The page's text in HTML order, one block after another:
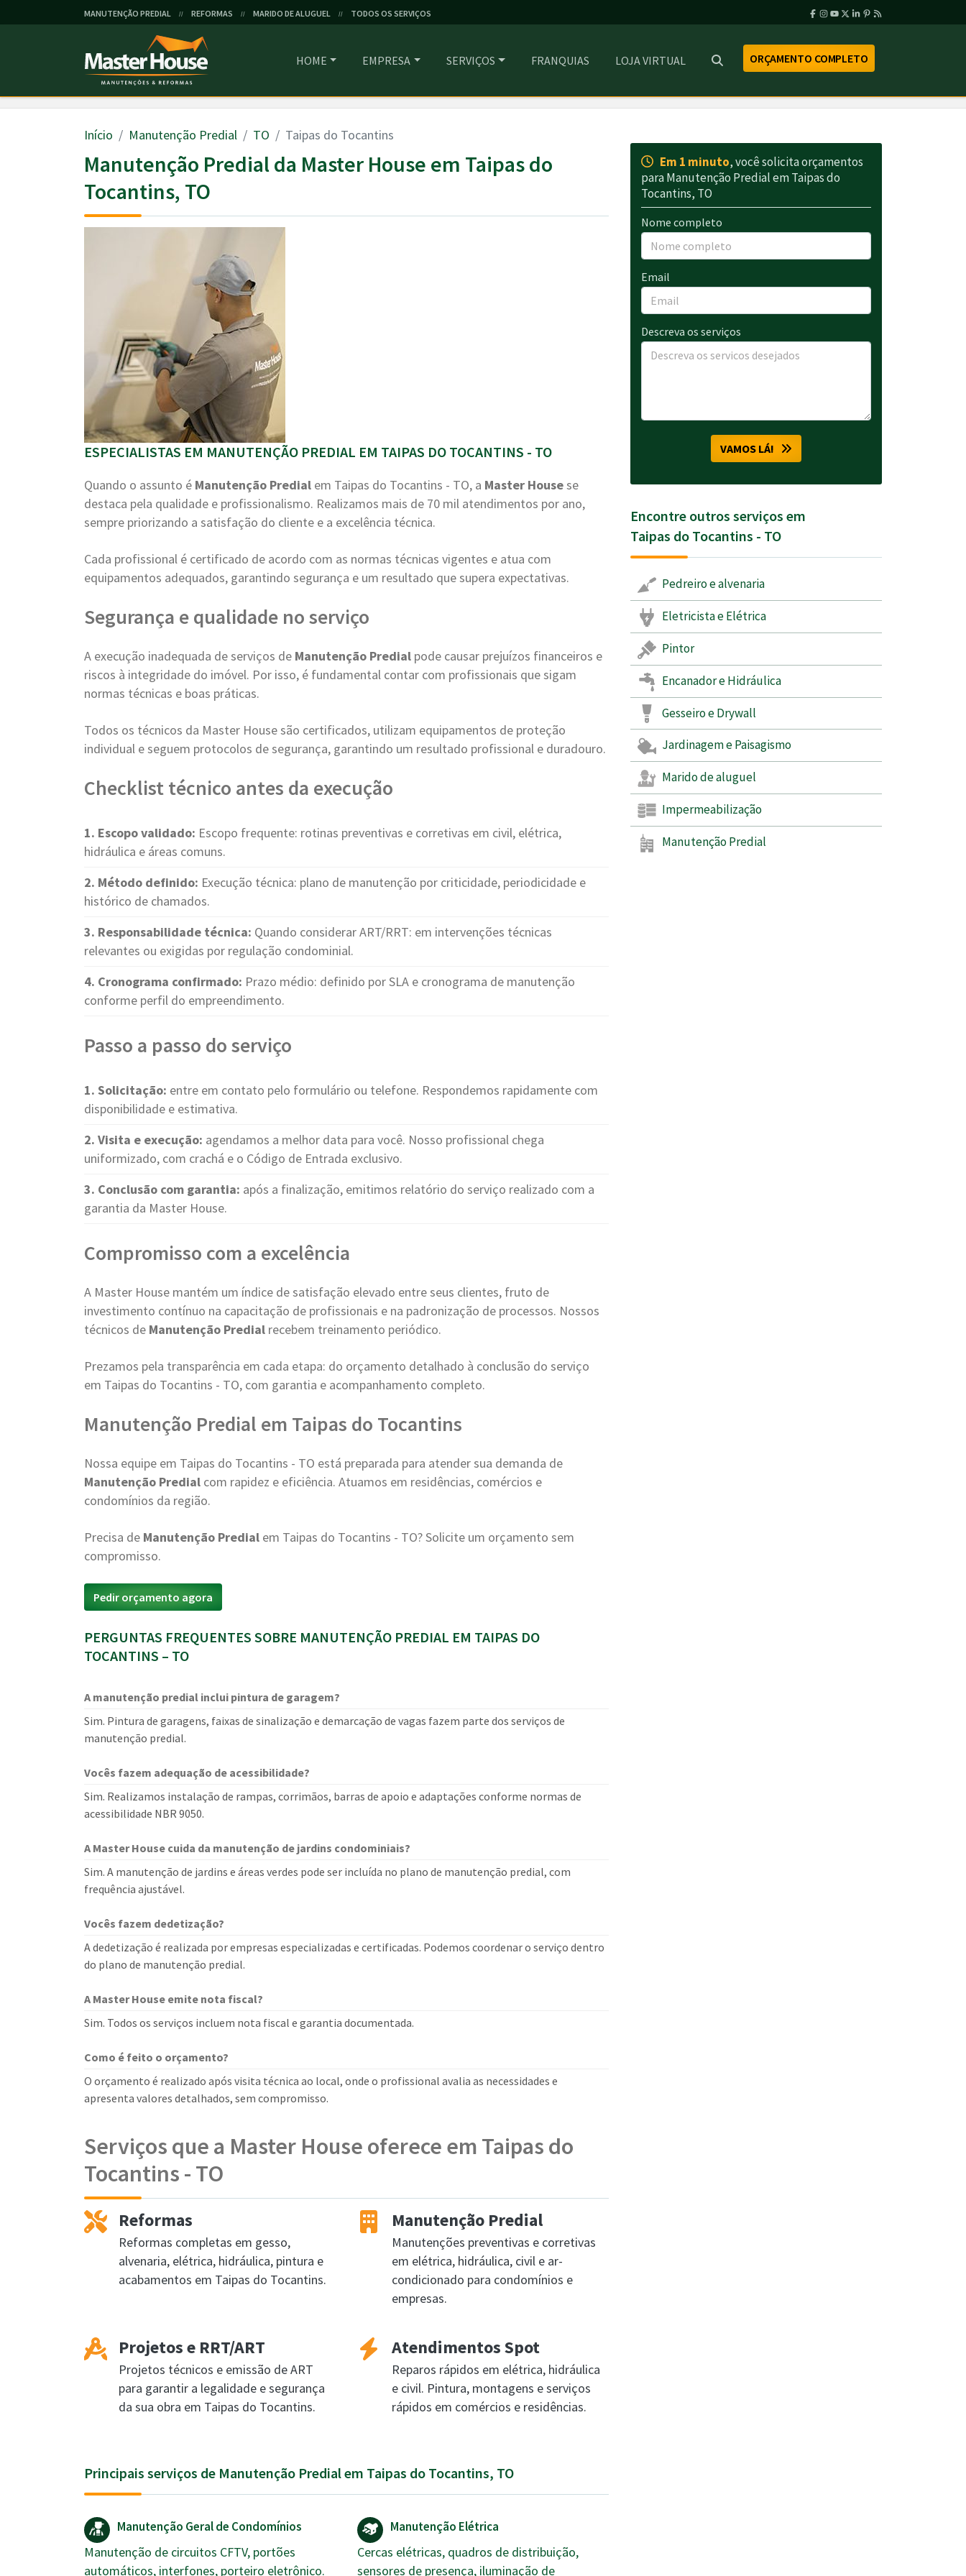
MANUTENÇÃO PREDIAL // REFORMAS // MARIDO DE ALUGUEL // TODOS OS SERVIÇOS
HOME EMPRESA SERVIÇOS FRANQUIAS LOJA VIRTUAL ORÇAMENTO COMPLETO
Início Manutenção Predial TO Taipas do Tocantins
Manutenção Predial da Master House em Taipas do
Tocantins, TO
ESPECIALISTAS EM MANUTENÇÃO PREDIAL EM TAIPAS DO TOCANTINS - TO
Quando o assunto é Manutenção Predial em Taipas do Tocantins - TO, a Master Housese
destaca pela qualidade e profissionalismo. Realizamos mais de 70 mil atendimentos por ano,
sempre priorizando a satisfação do cliente e a excelência técnica.
Cada profissional é certificado de acordo com as normas técnicas vigentes e atua com
equipamentos adequados, garantindo segurança e um resultado que supera expectativas.
Segurança e qualidade no serviço
A execução inadequada de serviços de Manutenção Predial pode causar prejuízos financeiros e
riscos à integridade do imóvel. Por isso, é fundamental contar com profissionais que sigam
normas técnicas e boas práticas.
Todos os técnicos da Master House são certificados, utilizam equipamentos de proteção
individual e seguem protocolos de segurança, garantindo um resultado profissional e duradouro.
Checklist técnico antes da execução
1. Escopo validado: Escopo frequente: rotinas preventivas e corretivas em civil, elétrica,
hidráulica e áreas comuns.
2. Método definido: Execução técnica: plano de manutenção por criticidade, periodicidade e
histórico de chamados.
3. Responsabilidade técnica: Quando considerar ART/RRT: em intervenções técnicas
relevantes ou exigidas por regulação condominial.
4. Cronograma confirmado: Prazo médio: definido por SLA e cronograma de manutenção
conforme perfil do empreendimento.
Passo a passo do serviço
1. Solicitação: entre em contato pelo formulário ou telefone. Respondemos rapidamente com
disponibilidade e estimativa.
2. Visita e execução: agendamos a melhor data para você. Nosso profissional chega
uniformizado, com crachá e o Código de Entrada exclusivo.
3. Conclusão com garantia: após a finalização, emitimos relatório do serviço realizado com a
garantia da Master House.
Compromisso com a excelência
A Master House mantém um índice de satisfação elevado entre seus clientes, fruto de
investimento contínuo na capacitação de profissionais e na padronização de processos. Nossos
técnicos de Manutenção Predial recebem treinamento periódico.
Prezamos pela transparência em cada etapa: do orçamento detalhado à conclusão do serviço
em Taipas do Tocantins - TO, com garantia e acompanhamento completo.
Manutenção Predial em Taipas do Tocantins
Nossa equipe em Taipas do Tocantins - TO está preparada para atender sua demanda de
Manutenção Predial com rapidez e eficiência. Atuamos em residências, comércios e
condomínios da região.
Precisa de Manutenção Predial em Taipas do Tocantins - TO? Solicite um orçamento sem
compromisso.
Pedir orçamento agora
PERGUNTAS FREQUENTES SOBRE MANUTENÇÃO PREDIAL EM TAIPAS DO
TOCANTINS – TO
A manutenção predial inclui pintura de garagem?
Sim. Pintura de garagens, faixas de sinalização e demarcação de vagas fazem parte dos serviços de
manutenção predial.
Vocês fazem adequação de acessibilidade?
Sim. Realizamos instalação de rampas, corrimãos, barras de apoio e adaptações conforme normas de
acessibilidade NBR 9050.
A Master House cuida da manutenção de jardins condominiais?
Sim. A manutenção de jardins e áreas verdes pode ser incluída no plano de manutenção predial, com
frequência ajustável.
Vocês fazem dedetização?
A dedetização é realizada por empresas especializadas e certificadas. Podemos coordenar o serviço dentro
do plano de manutenção predial.
A Master House emite nota fiscal?
Sim. Todos os serviços incluem nota fiscal e garantia documentada.
Como é feito o orçamento?
O orçamento é realizado após visita técnica ao local, onde o profissional avalia as necessidades e
apresenta valores detalhados, sem compromisso.
Serviços que a Master House oferece em Taipas do
Tocantins - TO
Reformas
Reformas completas em gesso,
alvenaria, elétrica, hidráulica, pintura e
acabamentos em Taipas do Tocantins.
Manutenção Predial
Manutenções preventivas e corretivas
em elétrica, hidráulica, civil e ar-
condicionado para condomínios e
empresas.
Projetos e RRT/ART
Projetos técnicos e emissão de ART
para garantir a legalidade e segurança
da sua obra em Taipas do Tocantins.
Atendimentos Spot
Reparos rápidos em elétrica, hidráulica
e civil. Pintura, montagens e serviços
rápidos em comércios e residências.
Principais serviços de Manutenção Predial em Taipas do Tocantins, TO
Manutenção Geral de Condomínios
Manutenção de circuitos CFTV, portões
automáticos, interfones, porteiro eletrônico.
Manutenção Elétrica
Cercas elétricas, quadros de distribuição,
sensores de presença, iluminação de
Em 1 minuto, você solicita orçamentos
para Manutenção Predial em Taipas do
Tocantins, TO
Nome completo
Email
Descreva os serviços
VAMOS LÁ!
Encontre outros serviços em
Taipas do Tocantins - TO
Pedreiro e alvenaria
Eletricista e Elétrica
Pintor
Encanador e Hidráulica
Gesseiro e Drywall
Jardinagem e Paisagismo
Marido de aluguel
Impermeabilização
Manutenção Predial